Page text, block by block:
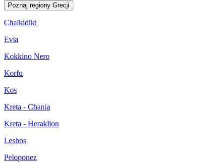
Poznaj regiony Grecji
Chalkidiki
Evia
Kokkino Nero
Korfu
Kos
Kreta - Chania
Kreta - Heraklion
Lesbos
Peloponez